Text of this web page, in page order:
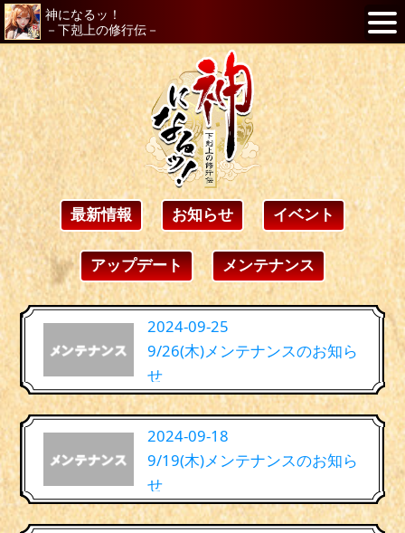
神になるッ！
－下剋上の修行伝－
最新情報 お知らせ イベント
アップデート メンテナンス
2024-09-25
9/26(木)メンテナンスのお知ら
せ
2024-09-18
9/19(木)メンテナンスのお知ら
せ